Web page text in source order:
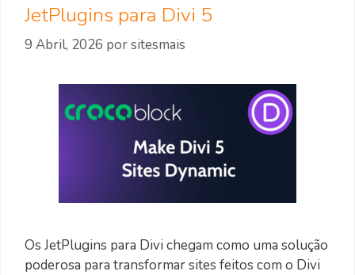
JetPlugins para Divi 5
9 Abril, 2026 porsitesmais
Os JetPlugins para Divi chegam como uma solução
poderosa para transformar sites feitos com o Divi